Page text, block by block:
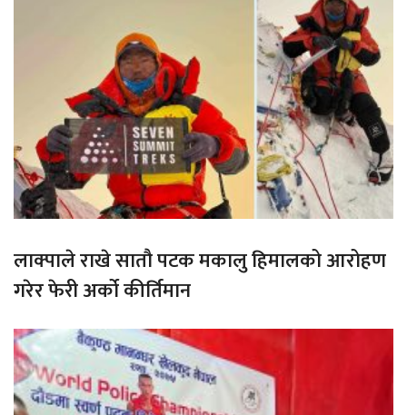
लाक्पाले राखे सातौ पटक मकालु हिमालको आरोहण
गरेर फेरी अर्को कीर्तिमान